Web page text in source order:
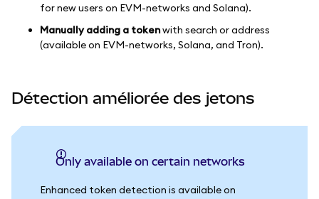
for new users on EVM-networks and Solana).
Manually adding a tokenwith search or address
(available on EVM-networks, Solana, and Tron).
Détection améliorée des jetons
Only available on certain networks
Enhanced token detection is available on